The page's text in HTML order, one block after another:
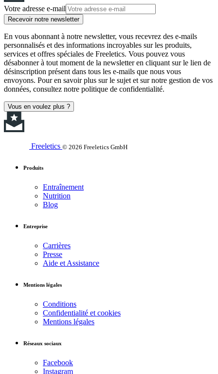
Votre adresse e-mail
Recevoir notre newsletter
En vous abonnant à notre newsletter, vous recevrez des e-mails
personnalisés et des informations incroyables sur les produits,
services et offres spéciales de Freeletics. Vous pouvez vous
désabonner à tout moment de la newsletter en cliquant sur le lien de
désinscription présent dans tous les e-mails que nous vous
envoyons. Pour en savoir plus sur le sujet et sur notre gestion de vos
données, consultez notre politique de confidentialité.
Vous en voulez plus ?
Freeletics © 2026 Freeletics GmbH
Produits
Entraînement
Nutrition
Blog
Entreprise
Carrières
Presse
Aide et Assistance
Mentions légales
Conditions
Confidentialité et cookies
Mentions légales
Réseaux sociaux
Facebook
Instagram